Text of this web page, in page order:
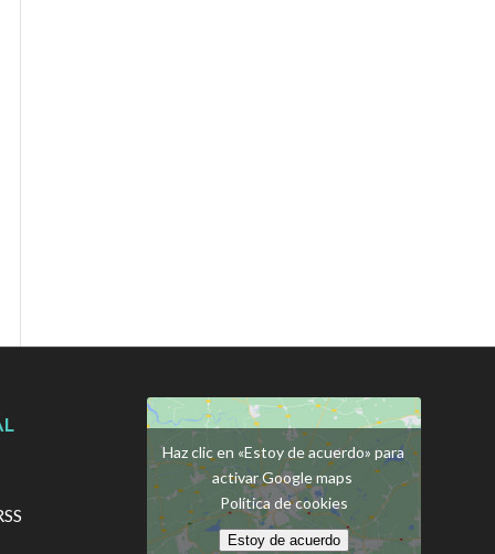
Haz clic en «Estoy de acuerdo» para
activar Google maps
Política de cookies
Estoy de acuerdo